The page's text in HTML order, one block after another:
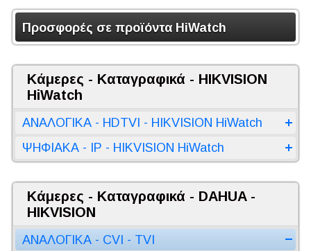
Προσφορές σε προϊόντα HiWatch
Κάμερες - Καταγραφικά - HIKVISION
HiWatch
ΑΝΑΛΟΓΙΚΑ - HDTVI - HIKVISION HiWatch
ΨΗΦΙΑΚΑ - IP - HIKVISION HiWatch
Κάμερες - Καταγραφικά - DAHUA -
HIKVISION
ΑΝΑΛΟΓΙΚΑ - CVI - TVI